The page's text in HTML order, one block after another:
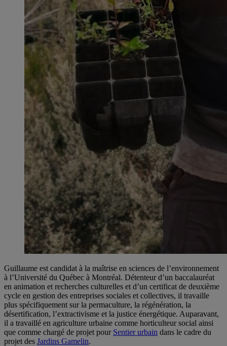
Guillaume est candidat à la maîtrise en sciences de l’environnement
à l’Université du Québec à Montréal. Détenteur d’un baccalauréat
en animation et recherches culturelles et d’un certificat de deuxième
cycle en gestion des entreprises sociales et collectives, il travaille
plus spécifiquement sur la permaculture, la régénération, la
désertification, l’extractivisme et la justice énergétique. Auparavant,
il a travaillé en agriculture urbaine comme horticulteur social ainsi
que comme chargé de projet pour Sentier urbain dans le cadre du
projet des Jardins Gamelin.